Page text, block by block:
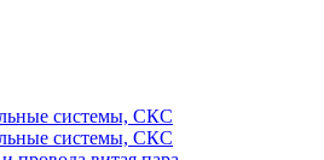
системы, СКС
системы, СКС